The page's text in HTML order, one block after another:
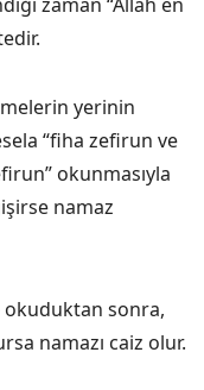
yerinin
“fiha zefirun ve
okunmasıyla
namaz
okuduktan sonra,
namazı caiz olur.